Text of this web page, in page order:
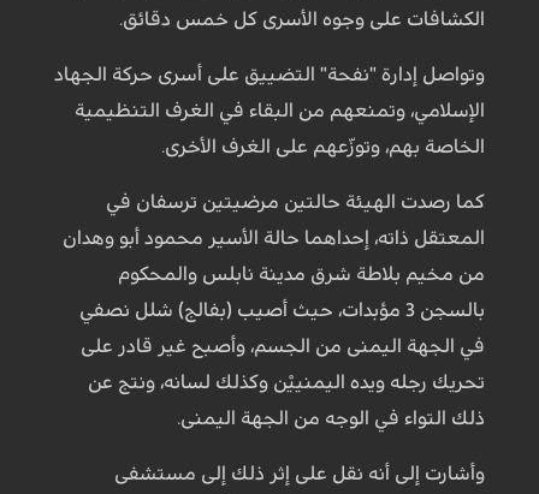
الكشافات على وجوه الأسرى كل خمس دقائق.
وتواصل إدارة "نفحة" التضييق على أسرى حركة الجهاد
الإسلامي، وتمنعهم من البقاء في الغرف التنظيمية
الخاصة بهم، وتوزّعهم على الغرف الأخرى.
كما رصدت الهيئة حالتين مرضيتين ترسفان في
المعتقل ذاته، إحداهما حالة الأسير محمود أبو وهدان
من مخيم بلاطة شرق مدينة نابلس والمحكوم
بالسجن 3 مؤبدات، حيث أصيب (بفالج) شلل نصفي
في الجهة اليمنى من الجسم، وأصبح غير قادر على
تحريك رجله ويده اليمنييْن وكذلك لسانه، ونتج عن
ذلك التواء في الوجه من الجهة اليمنى.
وأشارت إلى أنه نقل على إثر ذلك إلى مستشفى